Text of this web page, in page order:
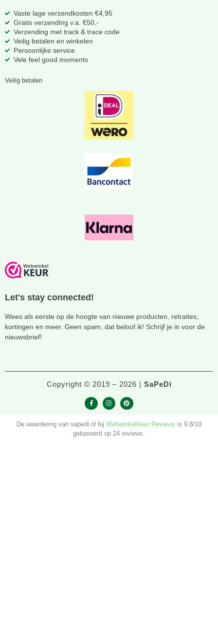
Vaste lage verzendkosten €4,95
Gratis verzending v.a. €50,-
Verzending met track & trace code
Veilig betalen en winkelen
Persoonlijke service
Vele feel good moments
Veilig betalen
Let's stay connected!
Wees als eerste op de hoogte van nieuwe producten, retraites,
kortingen en meer. Geen spam, dat beloof ik! Schrijf je in voor de
nieuwsbrief!
Copyright © 2019 – 2026 | SaPeDi
F
e
b
I
s
t
a
g
P
n
t
e
De waardering van sapedi.nl bij WebwinkelKeur Reviews is 9.8/10
gebaseerd op 24 reviews.